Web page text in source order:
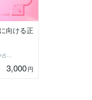
向ける正
広瀬 可菜（透視タロット⭐占い師）
3,000円